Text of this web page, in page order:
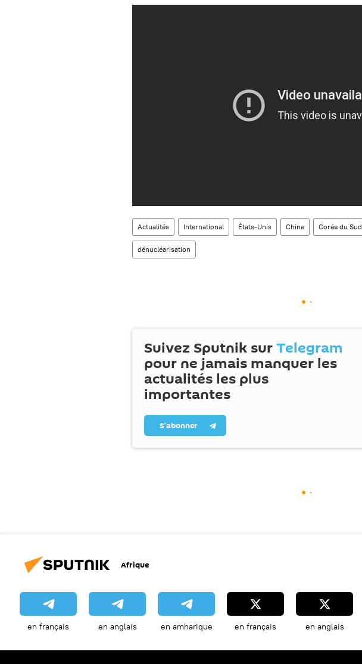
Actualités International États-Unis Chine Corée du Sud
dénucléarisation
Suivez Sputnik surTelegram
pour ne jamais manquer les
actualités les plus
importantes
S’abonner
Afrique
en français en anglais en amharique en français en anglais